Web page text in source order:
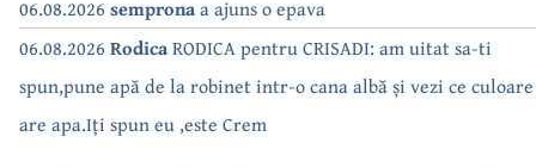
06.08.2026 sempronaa ajuns o epava
06.08.2026 RodicaRODICA pentru CRISADI: am uitat sa-ti
spun,pune apă de la robinet intr-o cana albă și vezi ce culoare
are apa.Iți spun eu ,este Crem